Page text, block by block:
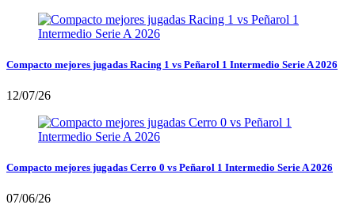
Compacto mejores jugadas Racing 1 vs Peñarol 1 Intermedio Serie A 2026
12/07/26
Compacto mejores jugadas Cerro 0 vs Peñarol 1 Intermedio Serie A 2026
07/06/26